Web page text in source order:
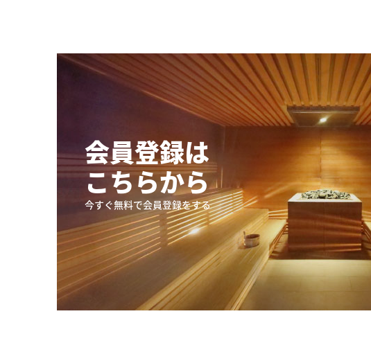
会員登録は
こちらから
今すぐ無料で会員登録をする